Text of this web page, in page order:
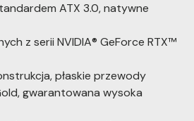
ATX 3.0, natywne
z serii NVIDIA® GeForce RTX™
płaskie przewody
gwarantowana wysoka